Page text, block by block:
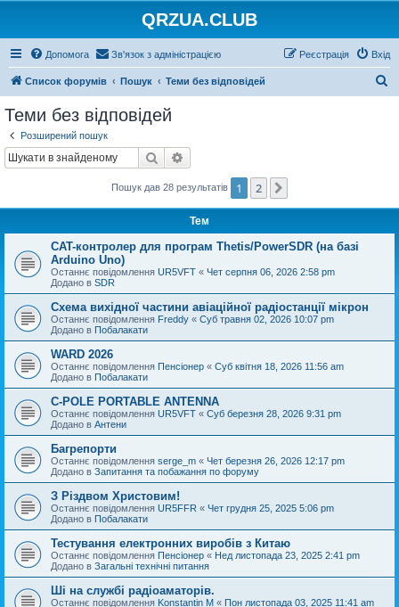
QRZUA.CLUB
Допомога Зв'язок з адміністрацією Вхід
Реєстрація
Список форумів Пошук Теми без відповідей
Теми без відповідей
Розширений пошук
Пошук
Пошук дав 28 результатів 1 2
Тем
CAT-контролер для програм Thetis/PowerSDR (на базі
Arduino Uno)
Останнє повідомлення UR5VFT « Чет серпня 06, 2026 2:58 pm
Додано в SDR
Схема вихідної частини авіаційної радіостанції мікрон
Останнє повідомлення Freddy « Суб травня 02, 2026 10:07 pm
Додано в Побалакати
WARD 2026
Останнє повідомлення Пенсіонер « Суб квітня 18, 2026 11:56 am
Додано в Побалакати
C-POLE PORTABLE ANTENNA
Останнє повідомлення UR5VFT « Суб березня 28, 2026 9:31 pm
Додано в Антени
Багрепорти
Останнє повідомлення serge_m « Чет березня 26, 2026 12:17 pm
Додано в Запитання та побажання по форуму
З Різдвом Христовим!
Останнє повідомлення UR5FFR « Чет грудня 25, 2025 5:06 pm
Додано в Побалакати
Тестування електронних виробів з Китаю
Останнє повідомлення Пенсіонер « Нед листопада 23, 2025 2:41 pm
Додано в Загальні технічні питання
Ші на службі радіоаматорів.
Останнє повідомлення Konstantin M « Пон листопада 03, 2025 11:41 am